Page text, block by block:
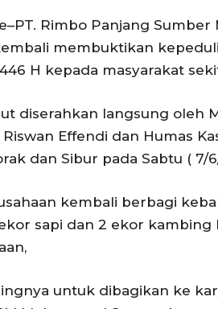
Rimbo Panjang Sumber
membuktikan
H kepada masyarakat
diserahkan langsung oleh
Effendi dan Humas
dan Sibur pada Sabtu ( 7/
kembali berbagi
sapi dan 2 ekor kambing
untuk dibagikan ke